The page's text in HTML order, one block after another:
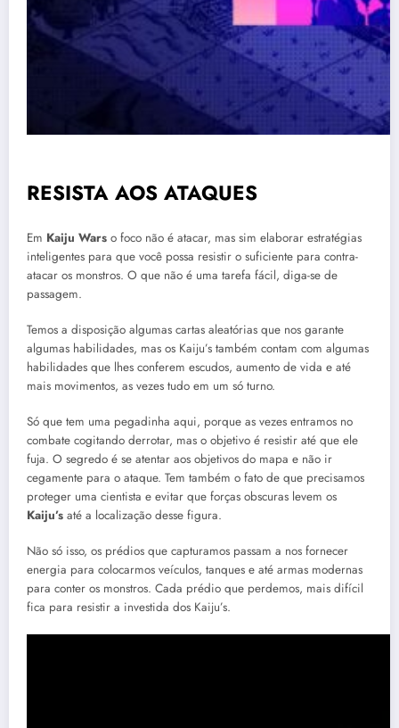
RESISTA AOS ATAQUES
Em Kaiju Wars o foco não é atacar, mas sim elaborar estratégias
inteligentes para que você possa resistir o suficiente para contra-
atacar os monstros. O que não é uma tarefa fácil, diga-se de
passagem.
Temos a disposição algumas cartas aleatórias que nos garante
algumas habilidades, mas os Kaiju’s também contam com algumas
habilidades que lhes conferem escudos, aumento de vida e até
mais movimentos, as vezes tudo em um só turno.
Só que tem uma pegadinha aqui, porque as vezes entramos no
combate cogitando derrotar, mas o objetivo é resistir até que ele
fuja. O segredo é se atentar aos objetivos do mapa e não ir
cegamente para o ataque. Tem também o fato de que precisamos
proteger uma cientista e evitar que forças obscuras levem os
Kaiju’s até a localização desse figura.
Não só isso, os prédios que capturamos passam a nos fornecer
energia para colocarmos veículos, tanques e até armas modernas
para conter os monstros. Cada prédio que perdemos, mais difícil
fica para resistir a investida dos Kaiju’s.